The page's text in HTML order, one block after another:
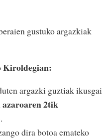
gustuko argazkiak
argazki guztiak ikusgai
azaroaren 2tik
.
dira botoa emateko